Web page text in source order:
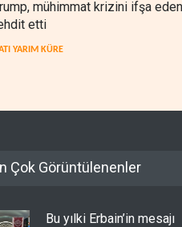
mühimmat krizini ifşa
etti
YARIM KÜRE
Çok Görüntülenenler
Bu yılki Erbain’in mesajı